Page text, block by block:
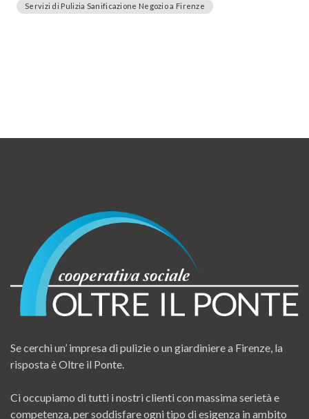
Servizi di Pulizia Sanificazione Negozio a Firenze
Se cerchi un’ impresa di pulizie o un giardiniere a Firenze, la
risposta è Oltre il Ponte.
Ci occupiamo di tutti i nostri clienti con massima serietà e
competenza, per soddisfare ogni tipo di esigenza in ambito